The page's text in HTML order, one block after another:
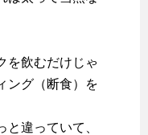
を飲むだけじゃ
ング（断食）を
違っていて、